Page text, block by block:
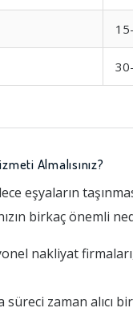
Almalısınız?
eşyaların
birkaç önemli
nakliyat
süreci zaman alıcı